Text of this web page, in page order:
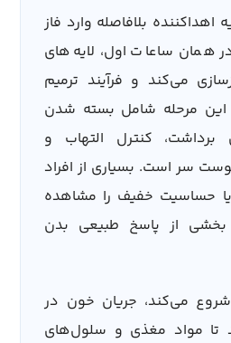
اهداکننده بلافاصله وارد فاز
همان ساعات اول، لایه‌های
می‌کند و فرآیند ترمیم
این مرحله شامل بسته شدن
برداشت، کنترل التهاب و
سر است. بسیاری از افراد
حساسیت خفیف را مشاهده
بخشی از پاسخ طبیعی بدن
می‌کند، جریان خون در
تا مواد مغذی و سلول‌های